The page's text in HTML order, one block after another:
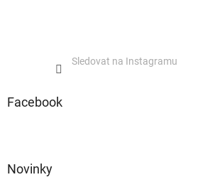
Sledovat na Instagramu
Facebook
Novinky